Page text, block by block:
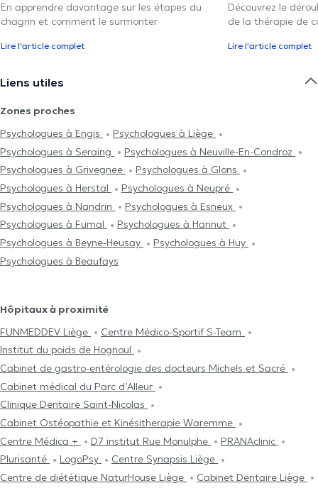
En apprendre davantage sur les étapes du
chagrin et comment le surmonter
Lire l'article complet
Découvrez le
de la thérapie de
Lire l'article complet
Liens utiles
Zones proches
Psychologues à Engis
Psychologues à Liège
Psychologues à Seraing
Psychologues à Neuville-En-Condroz
Psychologues à Grivegnee
Psychologues à Glons
Psychologues à Herstal
Psychologues à Neupré
Psychologues à Nandrin
Psychologues à Esneux
Psychologues à Fumal
Psychologues à Hannut
Psychologues à Beyne-Heusay
Psychologues à Huy
Psychologues à Beaufays
Hôpitaux à proximité
FUNMEDDEV Liège
Centre Médico-Sportif S-Team
Institut du poids de Hognoul
Cabinet de gastro-entérologie des docteurs Michels et Sacré
Cabinet médical du Parc d’Alleur
Clinique Dentaire Saint-Nicolas
Cabinet Ostéopathie et Kinésitherapie Waremme
Centre Médica +
D7 institut Rue Monulphe
PRANAclinic
Plurisanté
LogoPsy
Centre Synapsis Liège
Centre de diététique NaturHouse Liège
Cabinet Dentaire Liège